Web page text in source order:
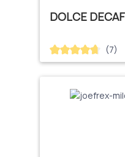
DOLCE DECAF
Durchschnittliche
(7)